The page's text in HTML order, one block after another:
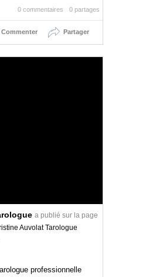
0 partages
0 commentaires
Commenter Partager
a publié sur la page
Auvolat Tarologue
professionnelle